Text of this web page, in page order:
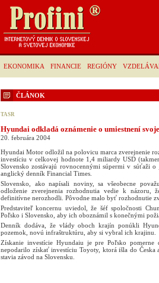
EKONOMIKA FINANCIE REGIÓNY
ČLÁNOK
TASR
Hyundai odkladá oznámenie o umiestnení
20. februára 2004
Hyundai Motor odložil na polovicu marca zverejnenie
investíciu v celkovej hodnote 1,4 miliardy USD
Slovensko zostávajú rovnocennými súpermi v súťaži
anglický denník Financial Times.
Slovensko, ako napísali noviny, sa všeobecne
odloženie zverejnenia rozhodnutia vedie k názoru,
definitívne nerozhodli. Pôvodne malo byť rozhodnutie
Predstaviteľ koncernu uviedol, že šéf spoločnosti
Poľsko i Slovensko, aby ich oboznámil s konečnými
Denník dodáva, že vlády oboch krajín ponúkli
pozemok, novú infraštruktúru, aby si vybral ich krajinu.
Získanie investície Hyundaiu je pre Poľsko
nepodarilo získať investíciu Toyoty, ktorá išla do Česka
stavia závod na Slovensku.